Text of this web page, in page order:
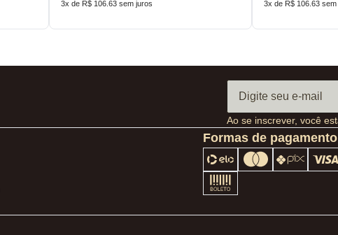
3x de R$ 106.63 sem juros 3x de R$ 106.63 sem
Ao se inscrever, você
Formas de pagamento